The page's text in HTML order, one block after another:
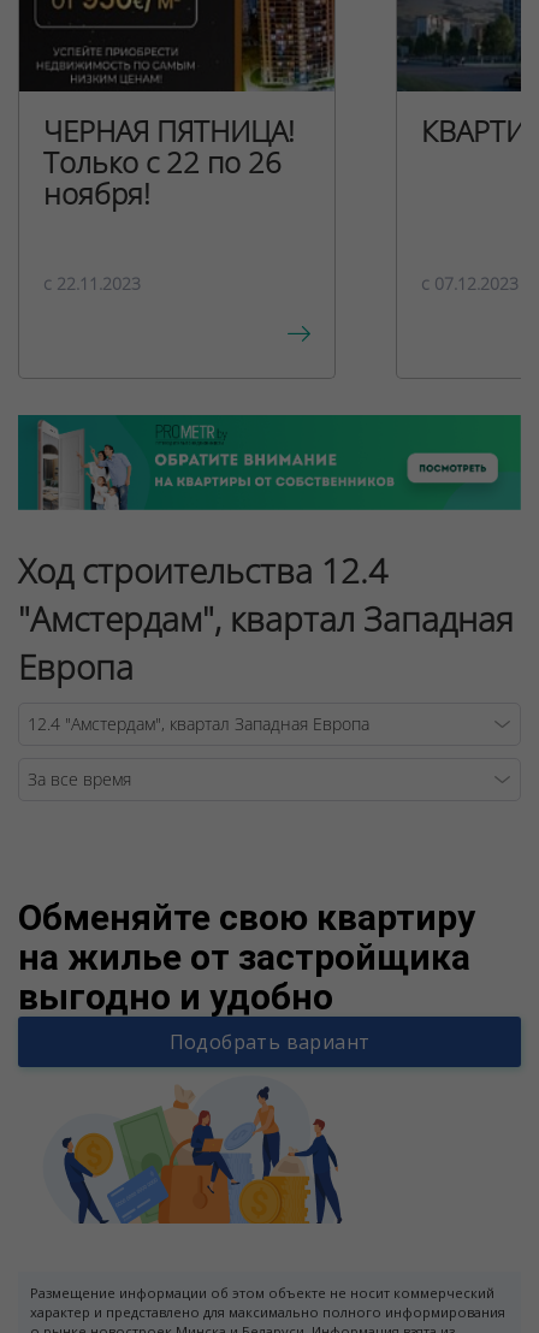
ЧЕРНАЯ ПЯТНИЦА!
Только с 22 по 26
ноября!
c 22.11.2023 c 07.12.2023
Ход строительства 12.4
"Амстердам", квартал Западная
Европа
Обменяйте свою квартиру
на жилье от застройщика
выгодно и удобно
Подобрать вариант
Размещение информации об этом объекте не носит коммерческий
характер и представлено для максимально полного информирования